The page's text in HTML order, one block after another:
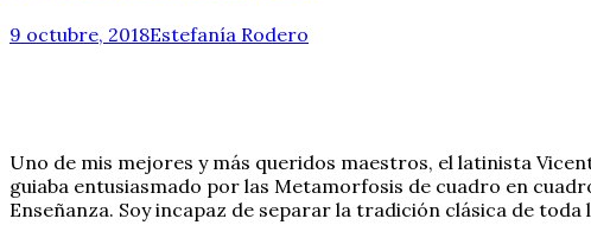
9 octubre, 2018Estefanía Rodero
Uno de mis mejores y más queridos maestros, el latinista
guiaba entusiasmado por las Metamorfosis de cuadro en
Enseñanza. Soy incapaz de separar la tradición clásica de